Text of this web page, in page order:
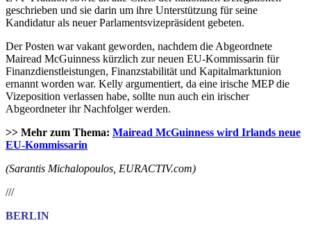
geschrieben und sie darin um ihre Unterstützung für seine
Kandidatur als neuer Parlamentsvizepräsident gebeten.
Der Posten war vakant geworden, nachdem die Abgeordnete
Mairead McGuinness kürzlich zur neuen EU-Kommissarin für
Finanzdienstleistungen, Finanzstabilität und Kapitalmarktunion
ernannt worden war. Kelly argumentiert, da eine irische MEP die
Vizeposition verlassen habe, sollte nun auch ein irischer
Abgeordneter ihr Nachfolger werden.
>> Mehr zum Thema: Mairead McGuinness wird Irlands neue
EU-Kommissarin
(Sarantis Michalopoulos, EURACTIV.com)
///
BERLIN